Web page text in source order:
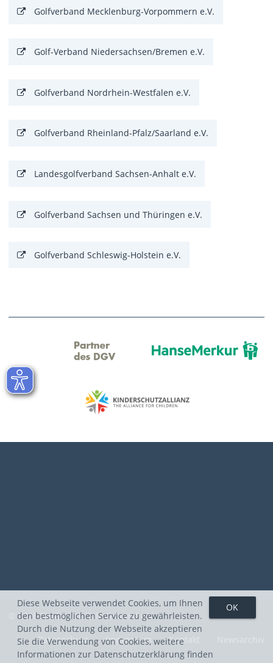
Diese Webseite verwendet Cookies, um Ihnen
den bestmöglichen Service zu gewährleisten.
Durch die Nutzung der Webseite akzeptieren
Sie die Verwendung von Cookies, weitere
Informationen zur Datenschutzerklärung finden
Golfverband Mecklenburg-Vorpommern e.V.
Golf-Verband Niedersachsen/Bremen e.V.
Golfverband Nordrhein-Westfalen e.V.
Golfverband Rheinland-Pfalz/Saarland e.V.
Landesgolfverband Sachsen-Anhalt e.V.
Golfverband Sachsen und Thüringen e.V.
Golfverband Schleswig-Holstein e.V.
© 2026 Deutscher Golf Verband e.V.
Datenschutz Impressum Kontakt